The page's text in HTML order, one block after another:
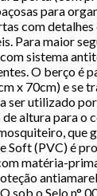
para
com
Para maior
sistema
O berço é
x 70cm) e se
ser utilizado
altura para o
que
Soft (PVC) é
matéria-
sob o Selo n°